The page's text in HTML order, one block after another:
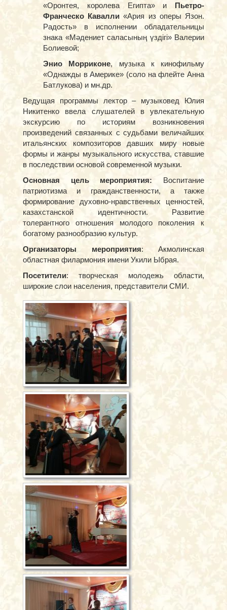
«Оронтея, королева Египта» и Пьетро-
Франческо Кавалли «Ария из оперы Язон.
Радость» в исполнении обладательницы
знака «Мәдениет саласының үздігі» Валерии
Болиевой;
Энио Морриконе, музыка к кинофильму
«Однажды в Америке» (соло на флейте Анна
Батлукова) и мн.др.
Ведущая программы лектор – музыковед Юлия
Никитенко ввела слушателей в увлекательную
экскурсию по историям возникновения
произведений связанных с судьбами величайших
итальянских композиторов давших миру новые
формы и жанры музыкального искусства, ставшие
в последствии основой современной музыки.
Основная цель мероприятия: Воспитание
патриотизма и гражданственности, а также
формирование духовно-нравственных ценностей,
казахстанской идентичности. Развитие
толерантного отношения молодого поколения к
богатому разнообразию культур.
Организаторы мероприятия: Акмолинская
областная филармония имени Укили Ыбрая.
Посетители: творческая молодежь области,
широкие слои населения, представители СМИ.